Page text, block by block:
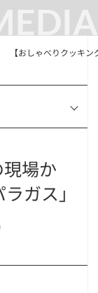
【おしゃべりクッキ
現場か
ガス」